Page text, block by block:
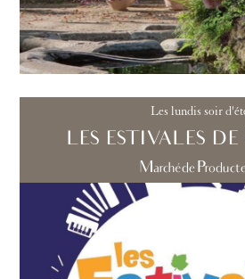
Les lundis soir
LES ESTIVALES
Marché de